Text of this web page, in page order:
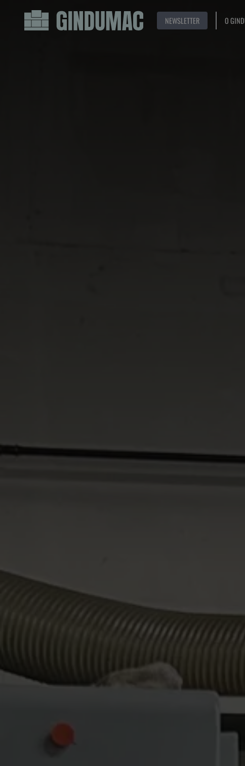
NEWSLETTER O